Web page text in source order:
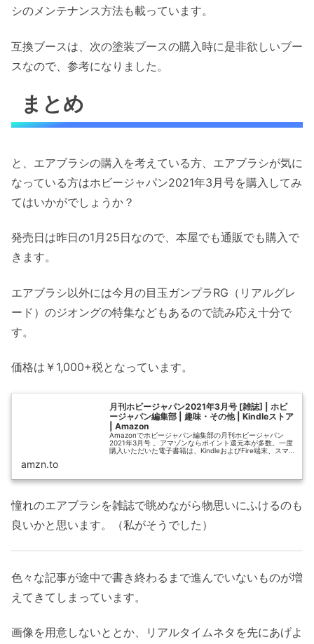
シのメンテナンス方法も載っています。
互換ブースは、次の塗装ブースの購入時に是非欲しいブー
スなので、参考になりました。
まとめ
と、エアブラシの購入を考えている方、エアブラシが気に
なっている方はホビージャパン2021年3月号を購入してみ
てはいかがでしょうか？
発売日は昨日の1月25日なので、本屋でも通販でも購入で
きます。
エアブラシ以外には今月の目玉ガンプラRG（リアルグレ
ード）のジオングの特集などもあるので読み応え十分で
す。
価格は￥1,000+税となっています。
月刊ホビージャパン2021年3月号 [雑誌] | ホビ
ージャパン編集部 | 趣味・その他 | Kindleストア
| Amazon
Amazonでホビージャパン編集部の月刊ホビージャパン
2021年3月号 。アマゾンならポイント還元本が多数。一度
購入いただいた電子書籍は、KindleおよびFire端末、スマ
amzn.to
憧れのエアブラシを雑誌で眺めながら物思いにふけるのも
良いかと思います。（私がそうでした）
色々な記事が途中で書き終わるまで進んでいないものが増
えてきてしまっています。
画像を用意しないととか、リアルタイムネタを先にあげよ